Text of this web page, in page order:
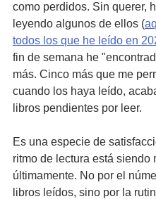
como perdidos. Sin querer,
leyendo algunos de ellos (
todos los que he leído en
fin de semana he
más. Cinco más que me
cuando los haya leído,
libros pendientes por leer.
Es una especie de
ritmo de lectura está siendo
últimamente. No por el
libros leídos, sino por la